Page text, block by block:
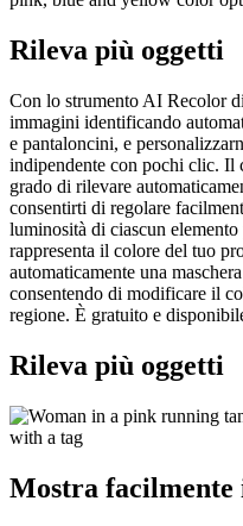
Rileva più oggetti
Con lo strumento AI Recolor
immagini identificando
e pantaloncini, e
indipendente con pochi clic.
grado di rilevare
consentirti di regolare
luminosità di ciascun
rappresenta il colore del tuo
automaticamente una
consentendo di modificare il
regione. È gratuito e
Rileva più oggetti
Mostra